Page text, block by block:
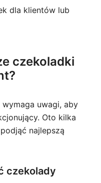
dla klientów lub
czekoladki
uwagi, aby
Oto kilka
najlepszą
czekolady